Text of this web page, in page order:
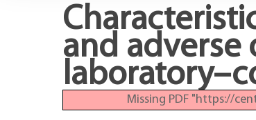
and adverse
Missing PDF "https://